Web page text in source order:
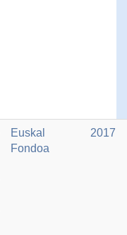
Euskal
Fondoa
2017